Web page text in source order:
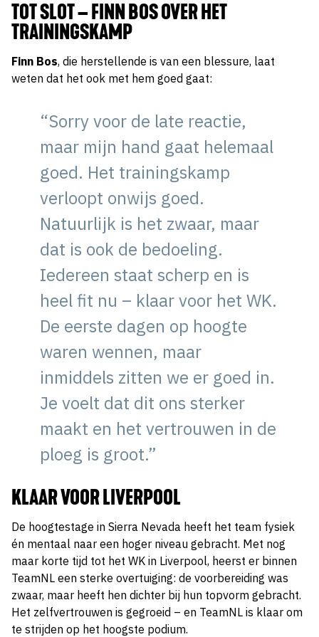
TOT SLOT – FINN BOS OVER HET
TRAININGSKAMP
Finn Bos, die herstellende is van een blessure, laat
weten dat het ook met hem goed gaat:
“Sorry voor de late reactie,
maar mijn hand gaat helemaal
goed. Het trainingskamp
verloopt onwijs goed.
Natuurlijk is het zwaar, maar
dat is ook de bedoeling.
Iedereen staat scherp en is
heel fit nu – klaar voor het WK.
De eerste dagen op hoogte
waren wennen, maar
inmiddels zitten we er goed in.
Je voelt dat dit ons sterker
maakt en het vertrouwen in de
ploeg is groot.”
KLAAR VOOR LIVERPOOL
De hoogtestage in Sierra Nevada heeft het team fysiek
én mentaal naar een hoger niveau gebracht. Met nog
maar korte tijd tot het WK in Liverpool, heerst er binnen
TeamNL een sterke overtuiging: de voorbereiding was
zwaar, maar heeft hen dichter bij hun topvorm gebracht.
Het zelfvertrouwen is gegroeid – en TeamNL is klaar om
te strijden op het hoogste podium.